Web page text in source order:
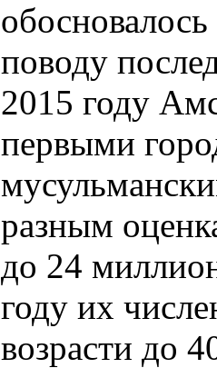
поводу
2015 году
первыми
разным
до 24
году их
возрасти до